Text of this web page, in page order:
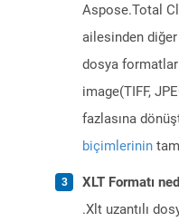
Aspose.Total
ailesinden
dosya
image(TIFF,
fazlasına
biçimlerinin
XLT Formatı
.Xlt uzantılı